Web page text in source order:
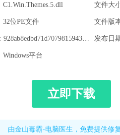
文件大
32位PE文件 文件版
发布日
Windows平台
立即下载
由金山毒霸-电脑医生，免费提供修